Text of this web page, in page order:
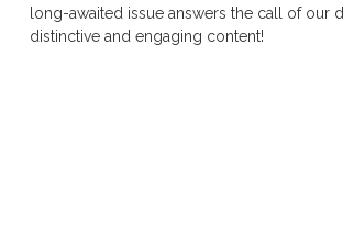
long-awaited issue answers the call of
distinctive and engaging content!